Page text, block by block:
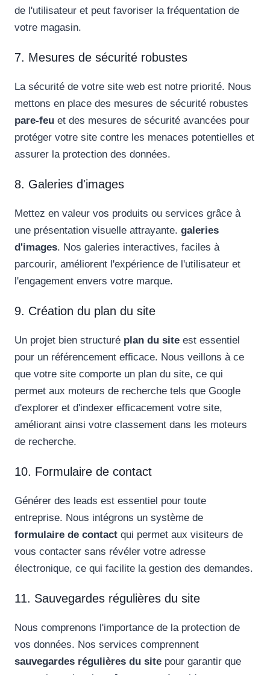
de l'utilisateur et peut favoriser la fréquentation de
votre magasin.
7. Mesures de sécurité robustes
La sécurité de votre site web est notre priorité. Nous
mettons en place des mesures de sécurité robustes
pare-feu et des mesures de sécurité avancées pour
protéger votre site contre les menaces potentielles et
assurer la protection des données.
8. Galeries d'images
Mettez en valeur vos produits ou services grâce à
une présentation visuelle attrayante. galeries
d'images. Nos galeries interactives, faciles à
parcourir, améliorent l'expérience de l'utilisateur et
l'engagement envers votre marque.
9. Création du plan du site
Un projet bien structuré plan du site est essentiel
pour un référencement efficace. Nous veillons à ce
que votre site comporte un plan du site, ce qui
permet aux moteurs de recherche tels que Google
d'explorer et d'indexer efficacement votre site,
améliorant ainsi votre classement dans les moteurs
de recherche.
10. Formulaire de contact
Générer des leads est essentiel pour toute
entreprise. Nous intégrons un système de
formulaire de contact qui permet aux visiteurs de
vous contacter sans révéler votre adresse
électronique, ce qui facilite la gestion des demandes.
11. Sauvegardes régulières du site
Nous comprenons l'importance de la protection de
vos données. Nos services comprennent
sauvegardes régulières du site pour garantir que